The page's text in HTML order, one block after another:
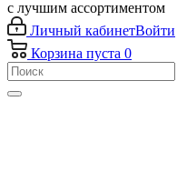
с лучшим ассортиментом
Личный кабинетВойти
Корзина пуста 0